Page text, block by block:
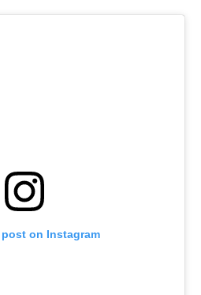
on Instagram